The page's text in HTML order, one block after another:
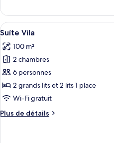
le
type
de
Suite
Afficher
toutes
les
photos
pour
ce
type
chambre :
6
Suíte Vila
100 m²
2 chambres
6 personnes
2 grands lits et 2 lits 1 place
Wi-Fi gratuit
Plus de détails
Plus